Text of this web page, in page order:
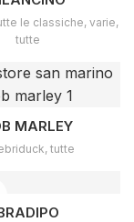
le classiche, varie,
tutte
MARLEY
, tutte